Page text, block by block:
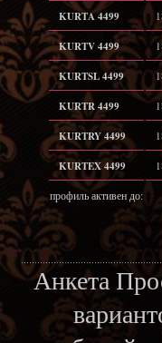
KURTA 4499
KURTV 4499
KURTSL 4499
KURTR 4499
KURTRY 4499
KURTEX 4499
профиль активен до:
Анкета